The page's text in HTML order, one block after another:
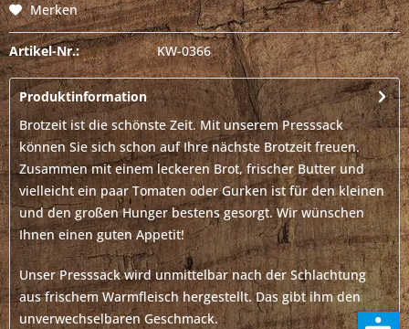
Merken
Artikel-Nr.: KW-0366
Produktinformation
Brotzeit ist die schönste Zeit. Mit unserem Presssack
können Sie sich schon auf Ihre nächste Brotzeit freuen.
Zusammen mit einem leckeren Brot, frischer Butter und
vielleicht ein paar Tomaten oder Gurken ist für den kleinen
und den großen Hunger bestens gesorgt. Wir wünschen
Ihnen einen guten Appetit!
Unser Presssack wird unmittelbar nach der Schlachtung
aus frischem Warmfleisch hergestellt. Das gibt ihm den
unverwechselbaren Geschmack.